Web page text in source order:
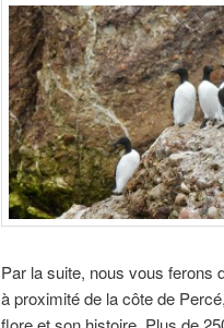
Par la suite, nous vous ferons
à proximité de la côte de